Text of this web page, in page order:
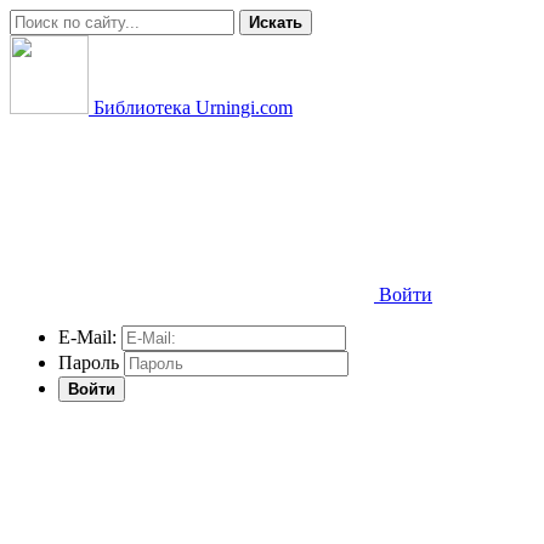
Искать
Библиотека Urningi.com
Войти
E-Mail:
Пароль
Войти